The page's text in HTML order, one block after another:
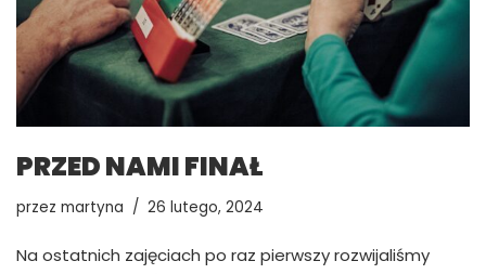
PRZED NAMI FINAŁ
przez martyna 26 lutego, 2024
Na ostatnich zajęciach po raz pierwszy rozwijaliśmy